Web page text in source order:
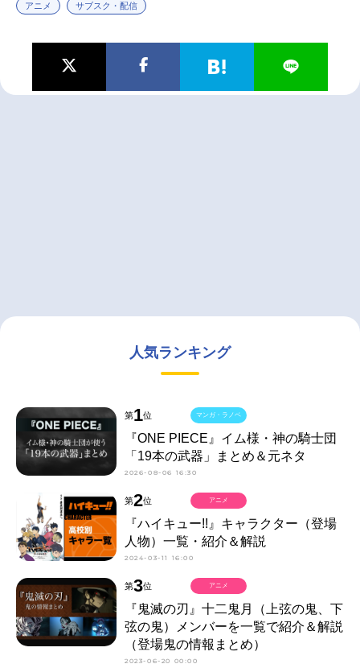
アニメ サブスク・配信
人気ランキング
第1位
『ONE PIECE』イム様・神の騎士団
「19本の武器」まとめ＆元ネタ
2026-08-06 16:30
マンガ・ラノベ
第2位
『ハイキュー!!』キャラクター（登場
人物）一覧・紹介＆解説
2024-03-11 16:00
アニメ
第3位
『鬼滅の刃』十二鬼月（上弦の鬼、下
弦の鬼）メンバーを一覧で紹介＆解説
（登場鬼の情報まとめ）
2023-06-20 00:00
アニメ